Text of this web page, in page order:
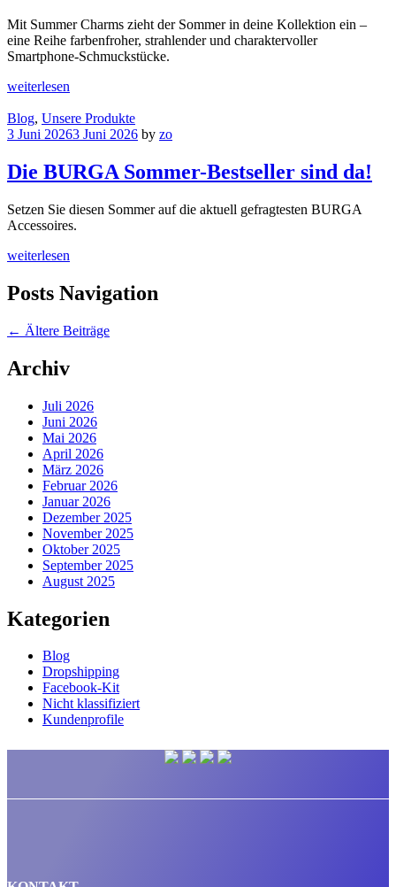
Mit Summer Charms zieht der Sommer in deine Kollektion ein –
eine Reihe farbenfroher, strahlender und charaktervoller
Smartphone-Schmuckstücke.
weiterlesen
Blog, Unsere Produkte
3 Juni 20263 Juni 2026 by zo
Die BURGA Sommer-Bestseller sind da!
Setzen Sie diesen Sommer auf die aktuell gefragtesten BURGA
Accessoires.
weiterlesen
Posts Navigation
← Ältere Beiträge
Archiv
Juli 2026
Juni 2026
Mai 2026
April 2026
März 2026
Februar 2026
Januar 2026
Dezember 2025
November 2025
Oktober 2025
September 2025
August 2025
Kategorien
Blog
Dropshipping
Facebook-Kit
Nicht klassifiziert
Kundenprofile